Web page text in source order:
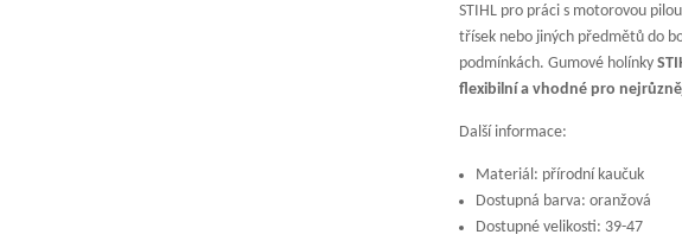
STIHL pro práci s motorovou
třísek nebo jiných předmětů do
podmínkách. Gumové holínky
flexibilní a vhodné pro
Další informace:
Materiál: přírodní kaučuk
Dostupná barva: oranžová
Dostupné velikosti: 39-47